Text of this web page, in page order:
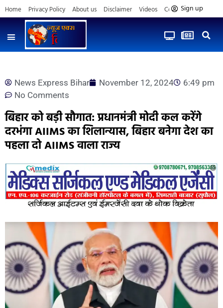
Home Privacy Policy About us Disclaimer Videos Contact us
Sign up
News Express Bihar November 12, 2024
6:49 pm
No Comments
बिहार को बड़ी सौगात: प्रधानमंत्री मोदी कल करेंगे
दरभंगा AIIMS का शिलान्यास, बिहार बनेगा देश का
पहला दो AIIMS वाला राज्य